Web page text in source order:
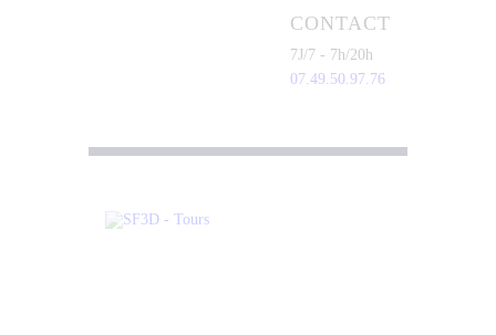
CONTACT
7J/7 - 7h/20h
07.49.50.97.76